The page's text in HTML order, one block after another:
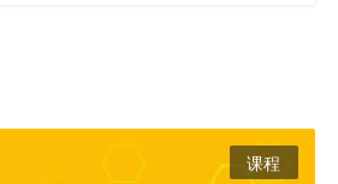
课程